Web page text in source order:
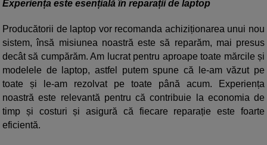
Experiența este esențială în reparații de laptop
Producătorii de laptop vor recomanda achiziționarea unui nou
sistem, însă misiunea noastră este să reparăm, mai presus
decât să cumpărăm. Am lucrat pentru aproape toate mărcile și
modelele de laptop, astfel putem spune că le-am văzut pe
toate și le-am rezolvat pe toate până acum. Experiența
noastră este relevantă pentru că contribuie la economia de
timp și costuri și asigură că fiecare reparație este foarte
eficientă.